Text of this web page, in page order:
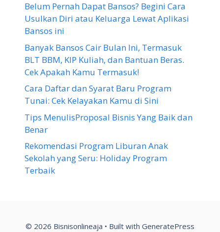
Belum Pernah Dapat Bansos? Begini Cara
Usulkan Diri atau Keluarga Lewat Aplikasi
Bansos ini
Banyak Bansos Cair Bulan Ini, Termasuk
BLT BBM, KIP Kuliah, dan Bantuan Beras.
Cek Apakah Kamu Termasuk!
Cara Daftar dan Syarat Baru Program
Tunai: Cek Kelayakan Kamu di Sini
Tips MenulisProposal Bisnis Yang Baik dan
Benar
Rekomendasi Program Liburan Anak
Sekolah yang Seru: Holiday Program
Terbaik
© 2026 Bisnisonlineaja • Built with GeneratePress